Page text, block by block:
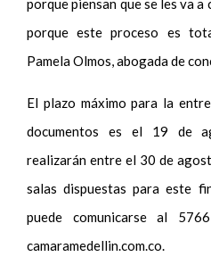
porque piensan que se les va
porque este proceso es
Pamela Olmos, abogada de
El plazo máximo para la
documentos es el 19 de
realizarán entre el 30 de
salas dispuestas para este
puede comunicarse al
camaramedellin.com.co.